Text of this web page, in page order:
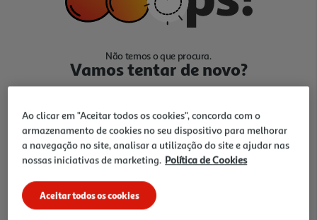
Não temos o que procura.
Vamos tentar de novo?
Ir para Homepage
Ao clicar em "Aceitar todos os cookies", concorda com o
armazenamento de cookies no seu dispositivo para melhorar
a navegação no site, analisar a utilização do site e ajudar nas
nossas iniciativas de marketing. Política de Cookies
Aceitar todos os cookies